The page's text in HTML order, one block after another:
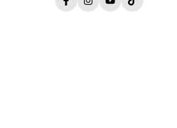
FacebookInstagramYouTubeTikTok